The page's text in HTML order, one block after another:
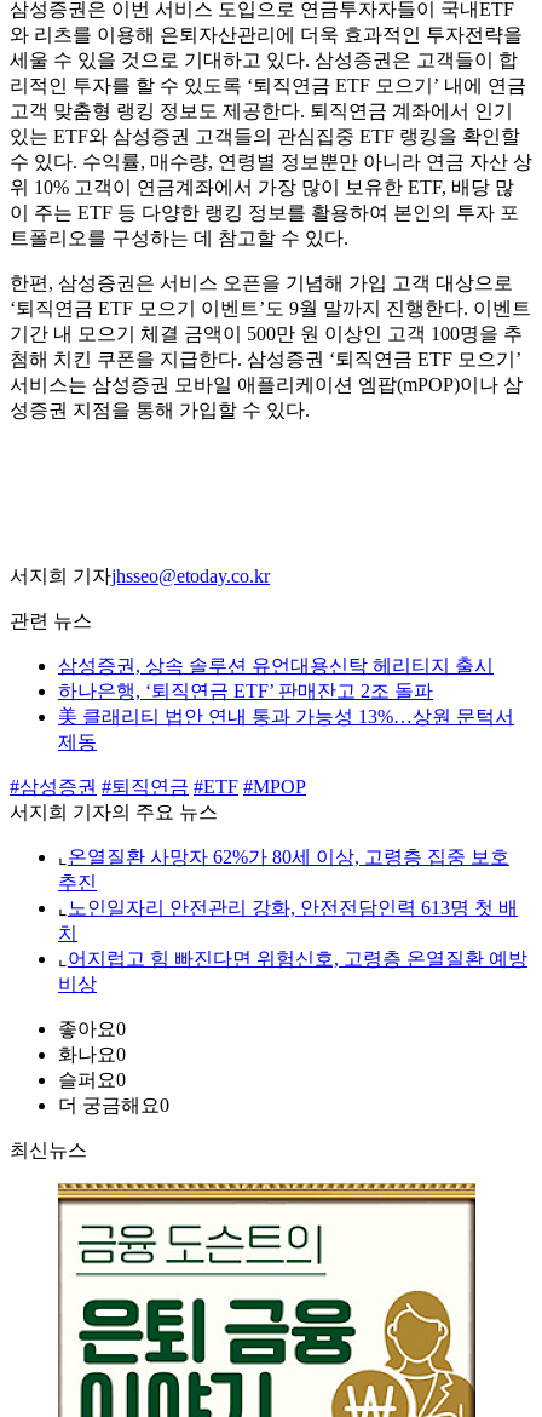
삼성증권은 이번 서비스 도입으로 연금투자자들이 국내ETF
와 리츠를 이용해 은퇴자산관리에 더욱 효과적인 투자전략을
세울 수 있을 것으로 기대하고 있다. 삼성증권은 고객들이 합
리적인 투자를 할 수 있도록 ‘퇴직연금 ETF 모으기’ 내에 연금
고객 맞춤형 랭킹 정보도 제공한다. 퇴직연금 계좌에서 인기
있는 ETF와 삼성증권 고객들의 관심집중 ETF 랭킹을 확인할
수 있다. 수익률, 매수량, 연령별 정보뿐만 아니라 연금 자산 상
위 10% 고객이 연금계좌에서 가장 많이 보유한 ETF, 배당 많
이 주는 ETF 등 다양한 랭킹 정보를 활용하여 본인의 투자 포
트폴리오를 구성하는 데 참고할 수 있다.
한편, 삼성증권은 서비스 오픈을 기념해 가입 고객 대상으로
‘퇴직연금 ETF 모으기 이벤트’도 9월 말까지 진행한다. 이벤트
기간 내 모으기 체결 금액이 500만 원 이상인 고객 100명을 추
첨해 치킨 쿠폰을 지급한다. 삼성증권 ‘퇴직연금 ETF 모으기’
서비스는 삼성증권 모바일 애플리케이션 엠팝(mPOP)이나 삼
성증권 지점을 통해 가입할 수 있다.
서지희 기자jhsseo@etoday.co.kr
관련 뉴스
삼성증권, 상속 솔루션 유언대용신탁 헤리티지 출시
하나은행, ‘퇴직연금 ETF’ 판매잔고 2조 돌파
美 클래리티 법안 연내 통과 가능성 13%…상원 문턱서
제동
#삼성증권 #퇴직연금 #ETF #MPOP
서지희 기자의 주요 뉴스
⌞ 온열질환 사망자 62%가 80세 이상, 고령층 집중 보호
추진
⌞ 노인일자리 안전관리 강화, 안전전담인력 613명 첫 배
치
⌞ 어지럽고 힘 빠진다면 위험신호, 고령층 온열질환 예방
비상
좋아요0
화나요0
슬퍼요0
더 궁금해요0
최신뉴스